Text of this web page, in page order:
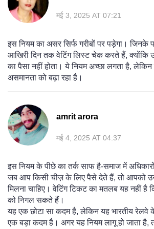
मई 3, 2025 AT 07:21
इस नियम का असर सिर्फ गरीबों पर पड़ेगा। जिनके
आखिरी दिन तक वेटिंग लिस्ट चेक करते हैं, क्योंकि
का पैसा नहीं होता। ये नियम अच्छा लगता है, लेकिन
असमानता को बढ़ा रहा है।
amrit arora
मई 4, 2025 AT 04:37
इस नियम के पीछे का तर्क साफ है-समाज में अधिकारों
जब आप किसी चीज़ के लिए पैसे देते हैं, तो आपको
मिलना चाहिए। वेटिंग टिकट का मतलब यह नहीं
को निगल सकते हैं।
यह एक छोटा सा कदम है, लेकिन यह भारतीय रेलवे
एक बड़ा कदम है। अगर यह नियम लागू हो जाता है,